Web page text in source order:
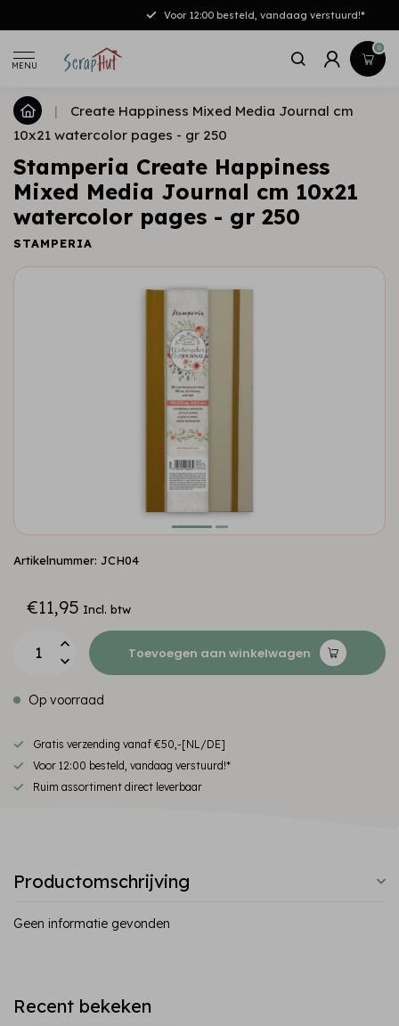
Gratis verzending vanaf €50,-[NL/DE]
MENU
0
|
Create Happiness Mixed Media Journal cm
10x21 watercolor pages - gr 250
Stamperia Create Happiness
Mixed Media Journal cm 10x21
watercolor pages - gr 250
STAMPERIA
Artikelnummer: JCH04
€11,95 Incl. btw
Toevoegen aan winkelwagen
Op voorraad
Gratis verzending vanaf €50,-[NL/DE]
Voor 12:00 besteld, vandaag verstuurd!*
Ruim assortiment direct leverbaar
Productomschrijving
Geen informatie gevonden
Recent bekeken